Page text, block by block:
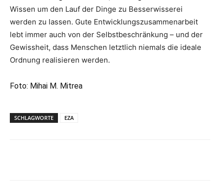
Wissen um den Lauf der Dinge zu Besserwisserei
werden zu lassen. Gute Entwicklungszusammenarbeit
lebt immer auch von der Selbstbeschränkung – und der
Gewissheit, dass Menschen letztlich niemals die ideale
Ordnung realisieren werden.
Foto: Mihai M. Mitrea
SCHLAGWORTE EZA